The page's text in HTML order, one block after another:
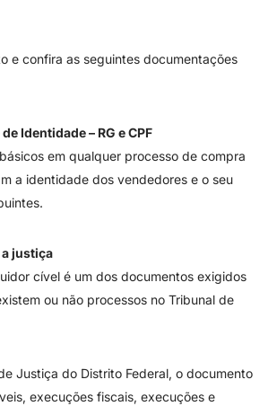
e confira as seguintes documentações
Identidade – RG e CPF
em qualquer processo de compra
a identidade dos vendedores e o seu
justiça
cível é um dos documentos exigidos
ou não processos no Tribunal de
Justiça do Distrito Federal, o documento
execuções fiscais, execuções e